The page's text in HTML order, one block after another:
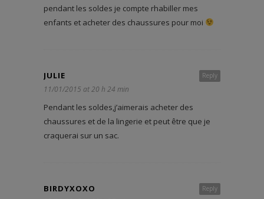
pendant les soldes je compte rhabiller mes
enfants et acheter des chaussures pour moi
Reply
JULIE
11/01/2015 at 20 h 24 min
Pendant les soldes,j’aimerais acheter des
chaussures et de la lingerie et peut être que je
craquerai sur un sac.
Reply
BIRDYXOXO